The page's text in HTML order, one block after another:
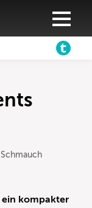
ein kompakter